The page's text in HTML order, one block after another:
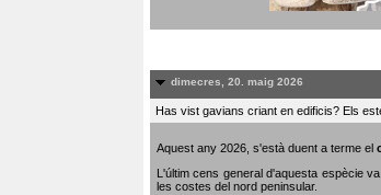
dimecres, 20. maig 2026
Has vist gavians criant en edificis? Els
Aquest any 2026, s'està duent a terme el
L'últim cens general d'aquesta espècie
les costes del nord peninsular.